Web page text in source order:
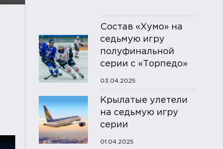
Состав «Хумо» на
седьмую игру
полуфинальной
серии с «Торпедо»
03.04.2025
Крылатые улетели
на седьмую игру
серии
01.04.2025